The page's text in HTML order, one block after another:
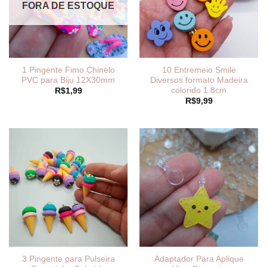
FORA DE ESTOQUE
1 Pingente Fimo Chinelo
PVC para Biju 12X30mm
R$1,99
10 Entremeio Smile
Diversos formato Madeira
colorido 1.8cm
R$9,99
3 Pingente para Pulseira
Adaptador Para Aplique